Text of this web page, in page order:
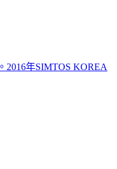
2016年SIMTOS KOREA